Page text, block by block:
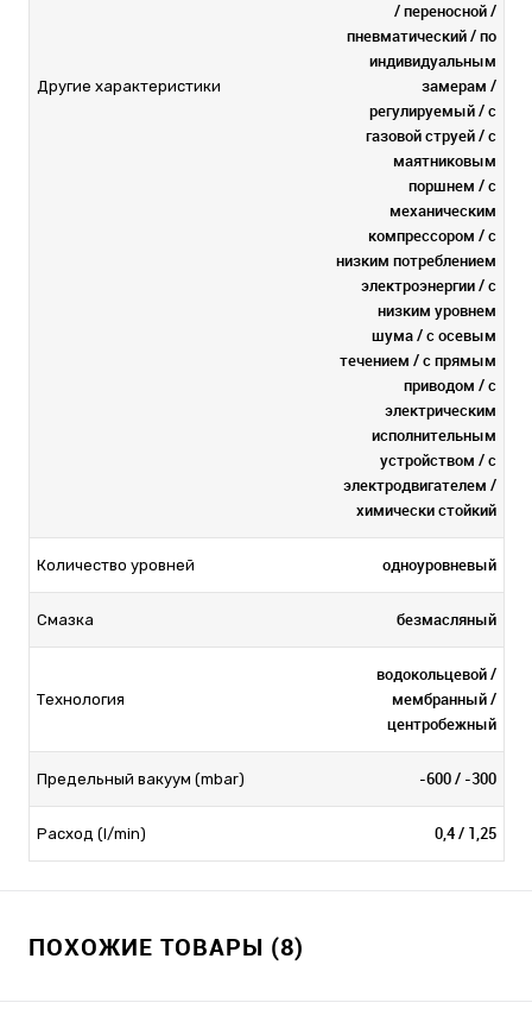
Другие характеристики
/ переносной /
пневматический / по
индивидуальным
замерам /
регулируемый / с
газовой струей / с
маятниковым
поршнем / с
механическим
компрессором / с
низким потреблением
электроэнергии / с
низким уровнем
шума / с осевым
течением / с прямым
приводом / с
электрическим
исполнительным
устройством / с
электродвигателем /
химически стойкий
Количество уровней одноуровневый
Смазка безмасляный
Технология
водокольцевой /
мембранный /
центробежный
Предельный вакуум (mbar) -600 / -300
Расход (l/min) 0,4 / 1,25
ПОХОЖИЕ ТОВАРЫ (8)